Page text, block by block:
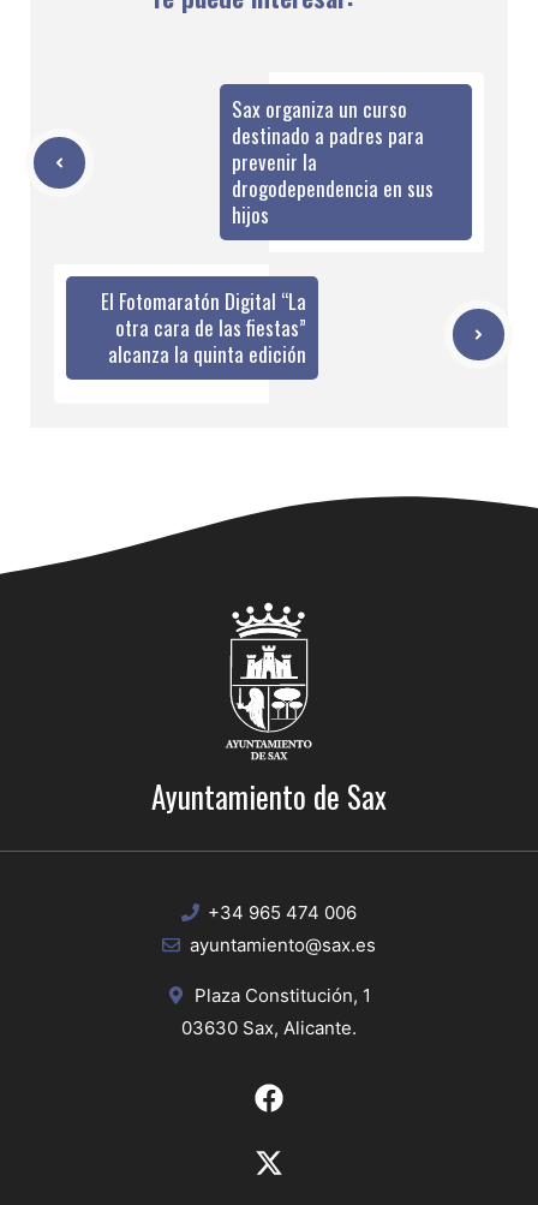
Sax organiza un curso
destinado a padres para
prevenir la
drogodependencia en sus
hijos
El Fotomaratón Digital “La
otra cara de las fiestas”
alcanza la quinta edición
Ayuntamiento de Sax
+34 965 474 006
ayuntamiento@sax.es
Plaza Constitución, 1
03630 Sax, Alicante.